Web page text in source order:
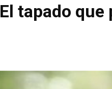
El tapado